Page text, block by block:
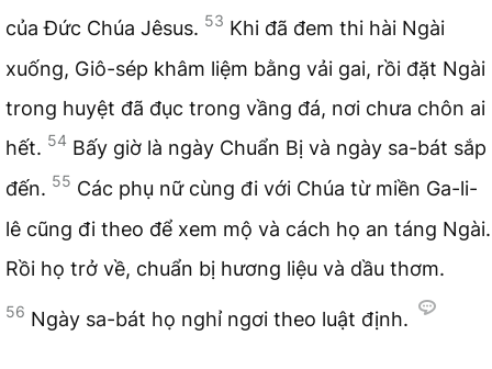
của Đức Chúa Jêsus. 53 Khi đã đem thi hài Ngài
xuống, Giô-sép khâm liệm bằng vải gai, rồi đặt Ngài
trong huyệt đã đục trong vầng đá, nơi chưa chôn ai
hết. 54 Bấy giờ là ngày Chuẩn Bị và ngày sa-bát sắp
đến. 55 Các phụ nữ cùng đi với Chúa từ miền Ga-li-
lê cũng đi theo để xem mộ và cách họ an táng Ngài.
Rồi họ trở về, chuẩn bị hương liệu và dầu thơm.
56 Ngày sa-bát họ nghỉ ngơi theo luật định.